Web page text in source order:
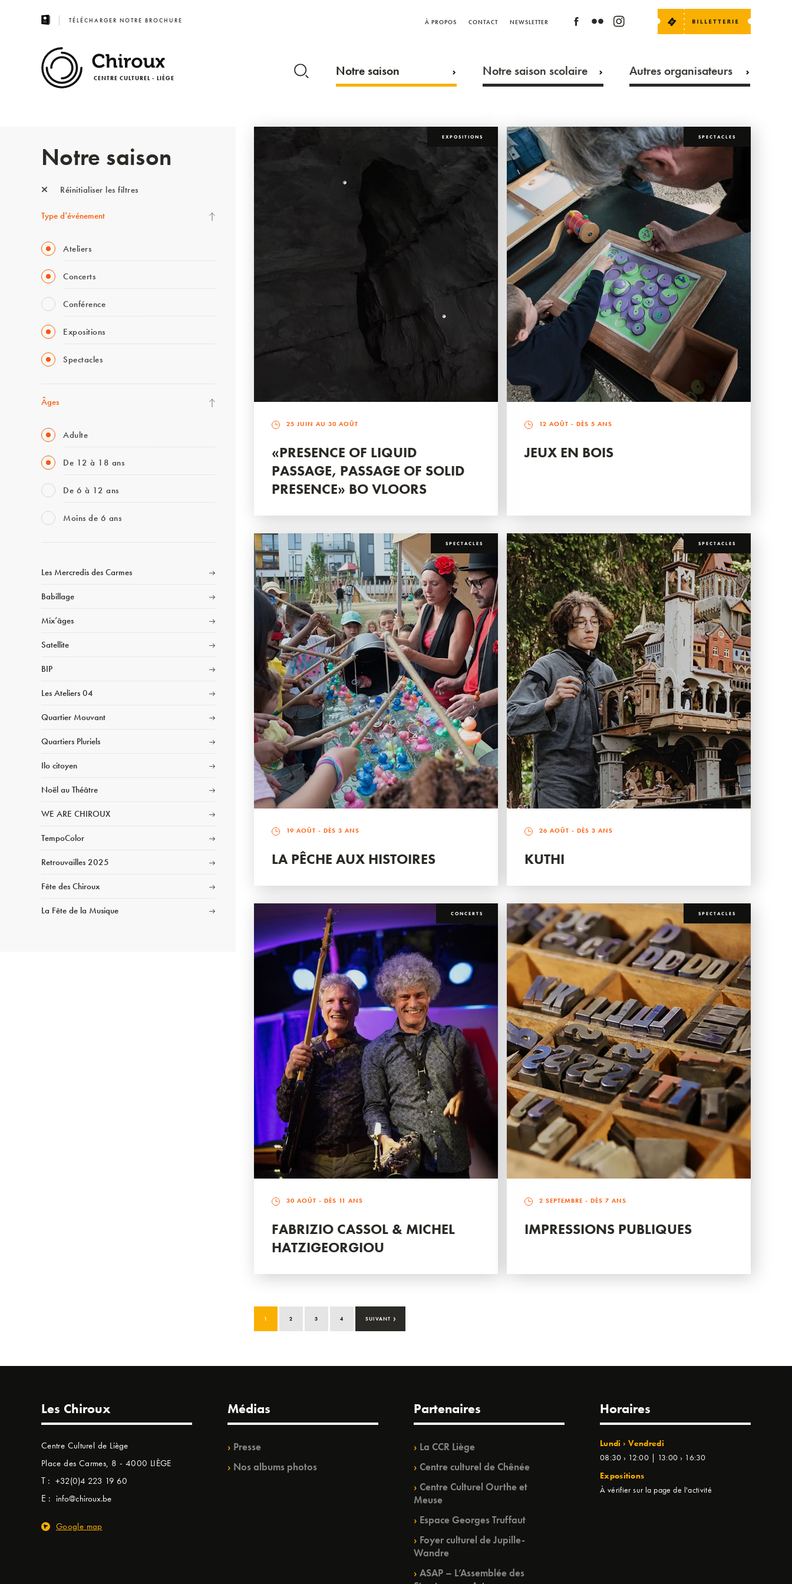
TÉLÉCHARGER NOTRE BROCHURE À PROPOS CONTACT NEWSLETTER
CENTRE CULTUREL - LIÈGE Notre saison Notre saison scolaire Autres organisateurs
Notre saison
Réinitialiser les filtres
Type d’événement
Ateliers
Concerts
Conférence
Expositions
Spectacles
Âges
Adulte
De 12 à 18 ans
De 6 à 12 ans
Moins de 6 ans
Les Mercredis des Carmes
Babillage
Mix’âges
Satellite
BIP
Les Ateliers 04
Quartier Mouvant
Quartiers Pluriels
Ilo citoyen
Noël au Théâtre
WE ARE CHIROUX
TempoColor
Retrouvailles 2025
Fête des Chiroux
La Fête de la Musique
EXPOSITIONS
25 JUIN AU 30 AOÛT
«PRESENCE OF LIQUID
PASSAGE, PASSAGE OF SOLID
PRESENCE» BO VLOORS
SPECTACLES
12 AOÛT - DÈS 5 ANS
JEUX EN BOIS
SPECTACLES
19 AOÛT - DÈS 3 ANS
LA PÊCHE AUX HISTOIRES
SPECTACLES
26 AOÛT - DÈS 3 ANS
KUTHI
CONCERTS
30 AOÛT - DÈS 11 ANS
FABRIZIO CASSOL & MICHEL
HATZIGEORGIOU
SPECTACLES
2 SEPTEMBRE - DÈS 7 ANS
IMPRESSIONS PUBLIQUES
1 2 3 4 SUIVANT ›
Les Chiroux
Centre Culturel de Liège
Place des Carmes, 8 - 4000 LIÈGE
T : +32(0)4 223 19 60
E : info@chiroux.be
Google map
Médias
Presse
Nos albums photos
Partenaires
La CCR Liège
Centre culturel de Chênée
Centre Culturel Ourthe et
Meuse
Espace Georges Truffaut
Foyer culturel de Jupille-
Wandre
ASAP – L’Assemblée des
Horaires
Lundi › Vendredi
08:30 › 12:00 | 13:00 › 16:30
Expositions
À vérifier sur la page de l'activité